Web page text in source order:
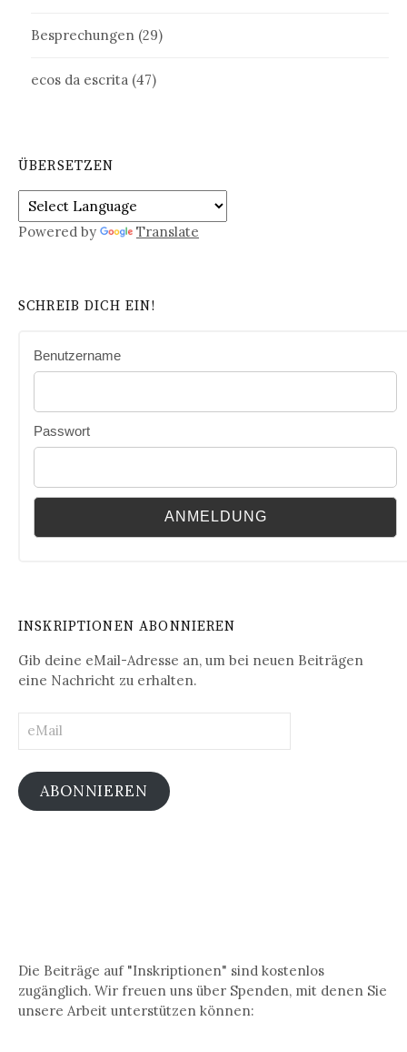
Besprechungen (29)
ecos da escrita (47)
ÜBERSETZEN
Powered by Translate
SCHREIB DICH EIN!
Benutzername
Passwort
INSKRIPTIONEN ABONNIEREN
Gib deine eMail-Adresse an, um bei neuen Beiträgen
eine Nachricht zu erhalten.
ABONNIEREN
Die Beiträge auf "Inskriptionen" sind kostenlos
zugänglich. Wir freuen uns über Spenden, mit denen Sie
unsere Arbeit unterstützen können: